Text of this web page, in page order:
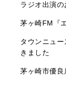
ラジオ出演
茅ヶ崎FM『
タウンニュ
きました
茅ヶ崎市優